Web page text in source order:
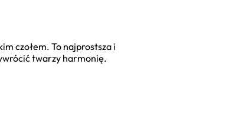
czołem. To najprostsza i
twarzy harmonię.